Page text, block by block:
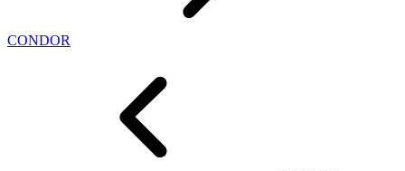
CONDOR